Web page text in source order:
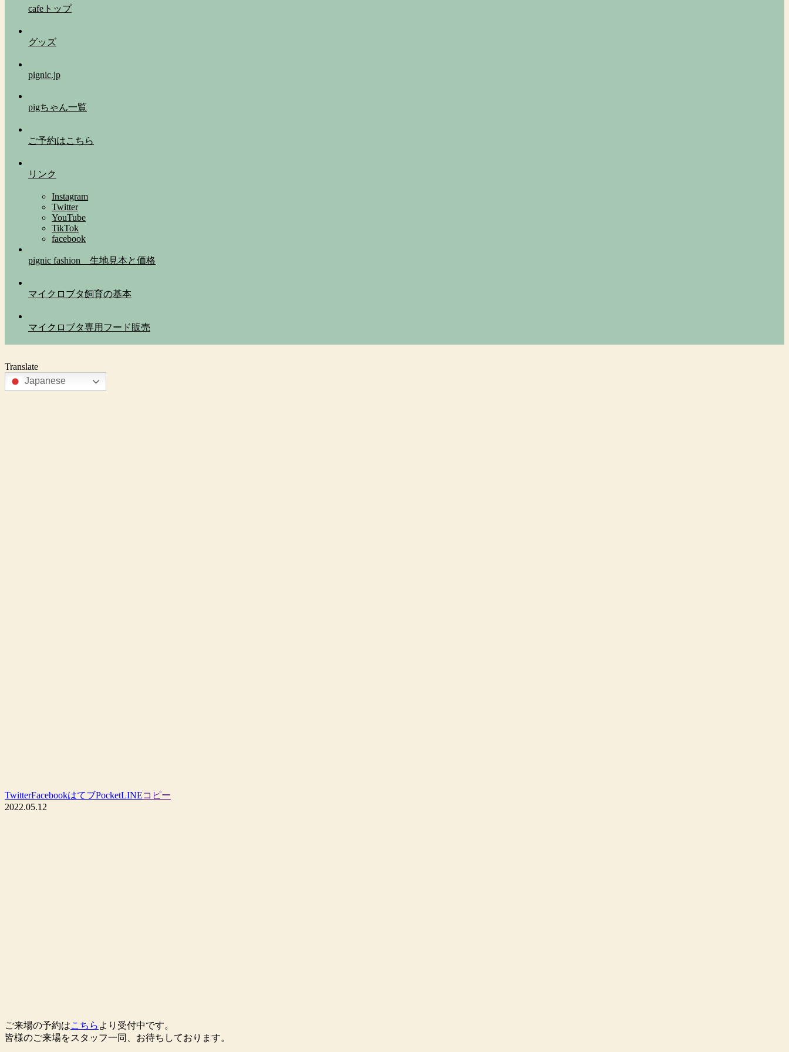
cafeトップ
グッズ
pignic.jp
pigちゃん一覧
ご予約はこちら
リンク
Instagram
Twitter
YouTube
TikTok
facebook
pignic fashion 生地見本と価格
マイクロブタ飼育の基本
マイクロブタ専用フード販売
Translate
Japanese
TwitterFacebookはてブPocketLINEコピー
2022.05.12
ご来場の予約はこちら より受付中です。
皆様のご来場をスタッフ一同、お待ちしております。